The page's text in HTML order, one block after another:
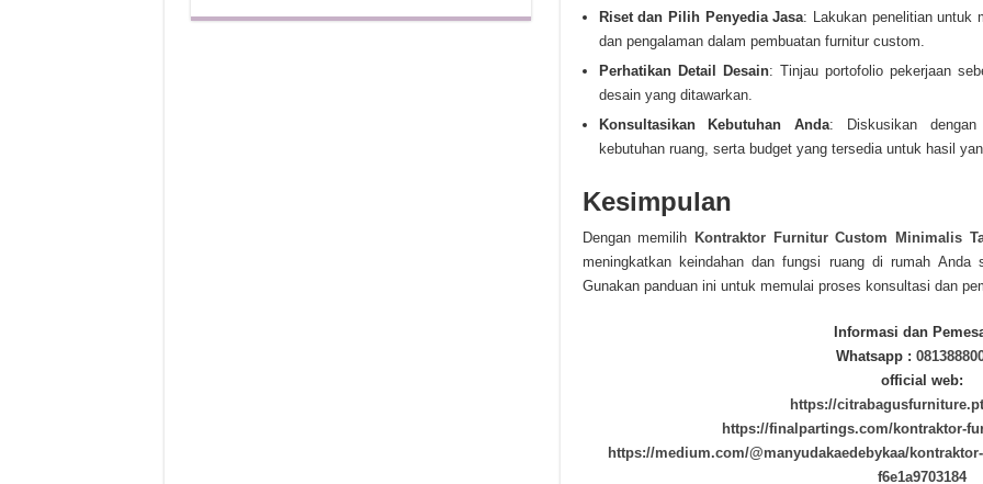
Riset dan Pilih Penyedia Jasa: Lakukan penelitian untuk
dan pengalaman dalam pembuatan furnitur custom.
Perhatikan Detail Desain: Tinjau portofolio pekerjaan
desain yang ditawarkan.
Konsultasikan Kebutuhan Anda: Diskusikan dengan
kebutuhan ruang, serta budget yang tersedia untuk hasil
Kesimpulan
Dengan memilih Kontraktor Furnitur Custom Minimalis
meningkatkan keindahan dan fungsi ruang di rumah Anda
Gunakan panduan ini untuk memulai proses konsultasi dan
Informasi dan
Whatsapp :
official web:
https://
https://finalpartings.com/kontraktor-
https://medium.com/@manyudakaedebykaa/
f6e1a9703184